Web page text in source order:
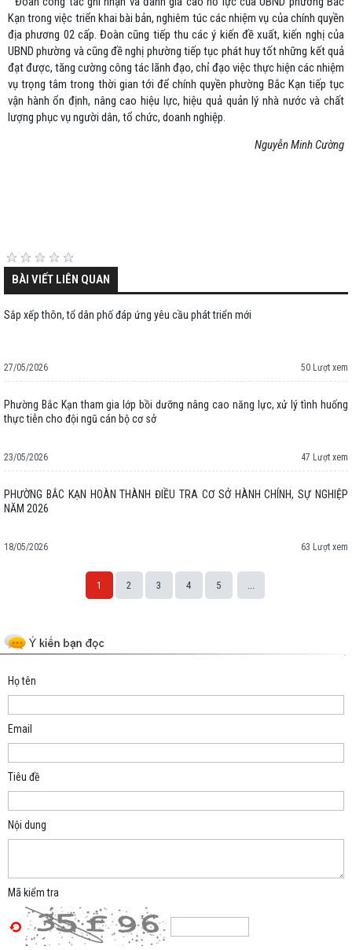
Kạn trong việc triển khai bài bản, nghiêm túc các nhiệm vụ của chính quyền
địa phương 02 cấp. Đoàn cũng tiếp thu các ý kiến đề xuất, kiến nghị của
UBND phường và cũng đề nghị phường tiếp tục phát huy tốt những kết quả
đạt được, tăng cường công tác lãnh đạo, chỉ đạo việc thực hiện các nhiệm
vụ trọng tâm trong thời gian tới để chính quyền phường Bắc Kạn tiếp tục
vận hành ổn định, nâng cao hiệu lực, hiệu quả quản lý nhà nước và chất
lượng phục vụ người dân, tổ chức, doanh nghiệp.
Nguyễn Minh Cường
BÀI VIẾT LIÊN QUAN
Sắp xếp thôn, tổ dân phố đáp ứng yêu cầu phát triển mới
27/05/2026 50 Lượt xem
Phường Bắc Kạn tham gia lớp bồi dưỡng nâng cao năng lực, xử lý tình huống
thực tiễn cho đội ngũ cán bộ cơ sở
23/05/2026 47 Lượt xem
PHƯỜNG BẮC KẠN HOÀN THÀNH ĐIỀU TRA CƠ SỞ HÀNH CHÍNH, SỰ NGHIỆP
NĂM 2026
18/05/2026 63 Lượt xem
1 2 3 4 5 ...
Họ tên
Email
Tiêu đề
Nội dung
Mã kiểm tra